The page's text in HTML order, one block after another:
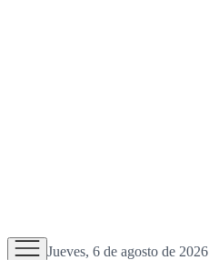
Jueves, 6 de agosto de 2026